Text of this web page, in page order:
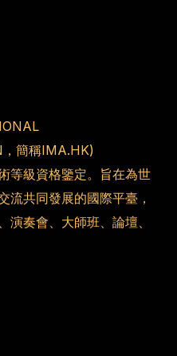
簡稱IMA.HK)
等級資格鑒定。旨在為世
流共同發展的國際平臺，
演奏會、大師班、論壇、